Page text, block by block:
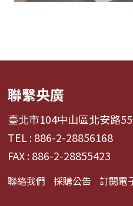
聯繫央廣
臺北市104中山區北安路
TEL : 886-2-28856168
FAX : 886-2-28855423
聯絡我們 採購公告 訂閱電